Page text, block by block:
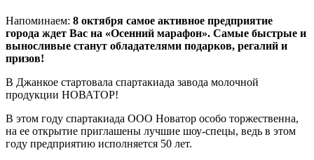
Напоминаем: 8 октября самое активное предприятие
города ждет Вас на «Осенний марафон». Самые быстрые и
выносливые станут обладателями подарков, регалий и
призов!
В Джанкое стартовала спартакиада завода молочной
продукции НОВАТОР!
В этом году спартакиада ООО Новатор особо торжественна,
на ее открытие приглашены лучшие шоу-спецы, ведь в этом
году предприятию исполняется 50 лет.